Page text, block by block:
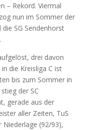
– Rekord. Viermal
nun im Sommer der
die SG Sendenhorst
drei davon
die Kreisliga C ist
bis zum Sommer in
der SC
gerade aus der
aller Zeiten, TuS
Niederlage (92/93),